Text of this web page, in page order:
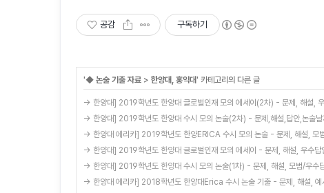
공감 구독하기
'◆ 논술 기출 자료 > 한양대, 홍익대' 카테고리의 다른 글
→ 한양대] 2019학년도 한양대 글로벌인재 모의 에세이(2차) - 문제, 해설,
→ 한양대] 2019학년도 한양대 수시 모의 논술(2차) - 문제,해설,답안,논술날
→ 한양대 에리카] 2019학년도 한양ERICA 수시 모의 논술 - 문제, 해설, 모
→ 한양대] 2019학년도 한양대 글로벌인재 모의 에세이 - 문제, 해설, 우수답
→ 한양대] 2019학년도 한양대 수시 모의 논술(1차) - 문제, 해설, 모범/우수
→ 한양대 에리카] 2018학년도 한양대Erica 수시 논술 기출 - 문제, 해설, 예